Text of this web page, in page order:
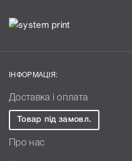
ІНФОРМАЦІЯ:
Доставка і оплата
Товар під замовл.
Про нас